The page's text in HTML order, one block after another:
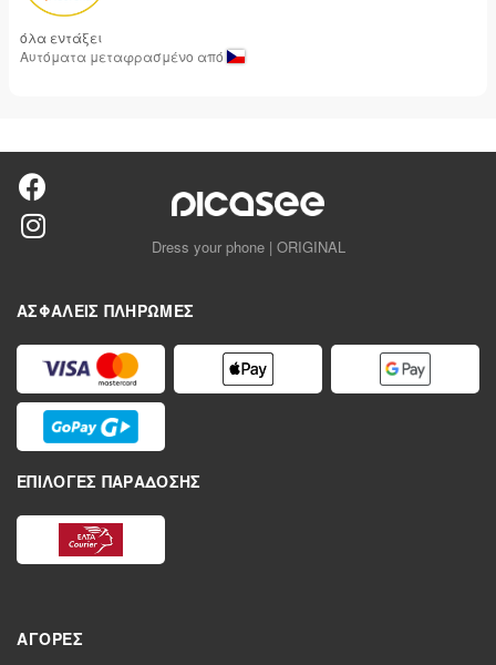
όλα εντάξει
Αυτόματα μεταφρασμένο από
Dress your phone | ORIGINAL
ΑΣΦΑΛΕΊΣ ΠΛΗΡΩΜΈΣ
ΕΠΙΛΟΓΈΣ ΠΑΡΆΔΟΣΗΣ
ΑΓΟΡΈΣ